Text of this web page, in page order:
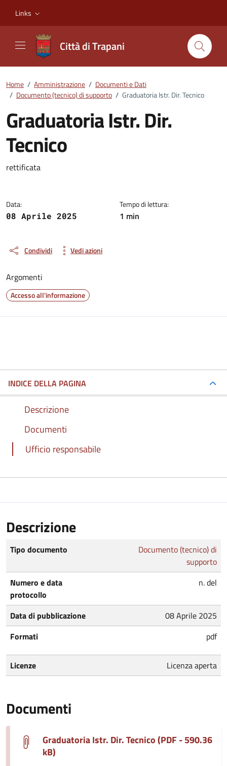
Links
Città di Trapani
Home / Amministrazione / Documenti e Dati
/ Documento (tecnico) di supporto / Graduatoria Istr. Dir. Tecnico
Graduatoria Istr. Dir.
Tecnico
Dettagli del documento
rettificata
Data:
08 Aprile 2025
Tempo di lettura:
1 min
Condividi Vedi azioni
Argomenti
Accesso all'informazione
INDICE DELLA PAGINA
Descrizione
Documenti
Ufficio responsabile
Descrizione
Tipo documento
Documento (tecnico) di
supporto
Numero e data
protocollo
n. del
Data di pubblicazione
08 Aprile 2025
Formati
pdf
Licenze Licenza aperta
Documenti
Graduatoria Istr. Dir. Tecnico (PDF - 590.36
kB)